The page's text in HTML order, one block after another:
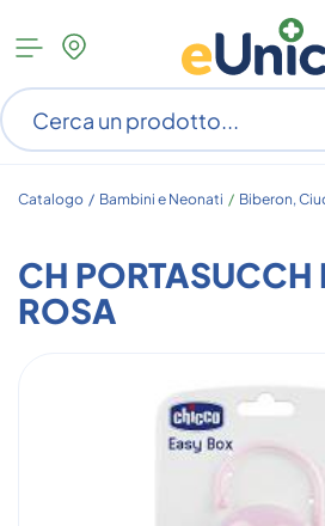
Apri
menu
categorie
Catalogo / Bambini e Neonati / Biberon,
CH PORTASUCCH
ROSA